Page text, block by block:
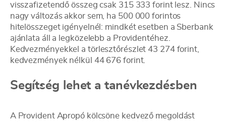
visszafizetendő összeg csak 315 333 forint lesz. Nincs
nagy változás akkor sem, ha 500 000 forintos
hitelösszeget igényelnél: mindkét esetben a Sberbank
ajánlata áll a legközelebb a Providentéhez.
Kedvezményekkel a törlesztőrészlet 43 274 forint,
kedvezmények nélkül 44 676 forint.
Segítség lehet a tanévkezdésben
A Provident Apropó kölcsöne kedvező megoldást